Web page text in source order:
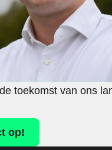
toekomst van ons
op!